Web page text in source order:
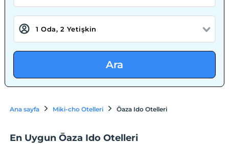
Ara
Ana sayfa Miki-cho Otelleri Ōaza Ido Otelleri
En Uygun Ōaza Ido Otelleri